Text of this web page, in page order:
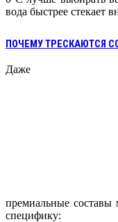
вода быстрее стекает
ПОЧЕМУ ТРЕСКАЮТСЯ
Даже
премиальные составы
специфику: